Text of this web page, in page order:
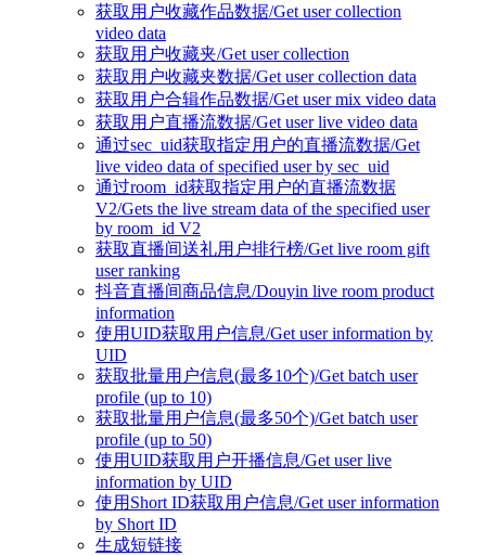
获取用户收藏作品数据/Get user collection
video data
获取用户收藏夹/Get user collection
获取用户收藏夹数据/Get user collection data
获取用户合辑作品数据/Get user mix video data
获取用户直播流数据/Get user live video data
通过sec_uid获取指定用户的直播流数据/Get
live video data of specified user by sec_uid
通过room_id获取指定用户的直播流数据
V2/Gets the live stream data of the specified user
by room_id V2
获取直播间送礼用户排行榜/Get live room gift
user ranking
抖音直播间商品信息/Douyin live room product
information
使用UID获取用户信息/Get user information by
UID
获取批量用户信息(最多10个)/Get batch user
profile (up to 10)
获取批量用户信息(最多50个)/Get batch user
profile (up to 50)
使用UID获取用户开播信息/Get user live
information by UID
使用Short ID获取用户信息/Get user information
by Short ID
生成短链接